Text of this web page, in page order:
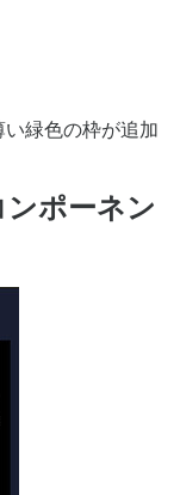
緑色の枠が追加
ポーネン